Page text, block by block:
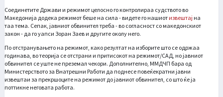
Соединетите Држави и режимот целосно го контролираа судството во
Македонија додека режимот беше на сила - видете го нашиот извештај на
таа тема. Сепак, јавниот обвинител треба - во согласност со македонскиот
закон - да го уапси Зоран Заев и другите околу него.
По отстранувањето на режимот, како резултат на изборите што се одржаа
годинава, во теорија се отстрани и притисокот на режимот/САД, но јавниот
обвинител се уште не преземал чекори. Дополнително, ММДЧП бара од
Министерството за Внатрешни Работи да поднесе повеќекратни јавни
извештаи за прекршоците на режимот до јавниот обвинител, со што ќе ја
поттикне неговата работа.